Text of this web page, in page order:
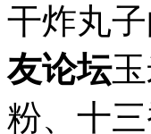
干炸丸
友论坛
粉、十